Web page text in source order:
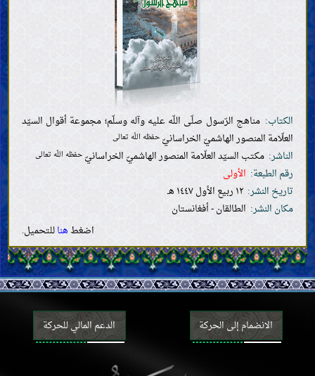
المشاغل والمكاسب المحرّمة
النكاح والحجاب والعلاقات الجنسيّة
الرضاعة والحضانة وتربية الأطفال
الطلاق واللعان والإيلاء والعدّة
الأموات
القضايا المستحدثة
الكتاب: مناهج الرّسول صلّى اللّه عليه وآله وسلّم؛ مجموعة أقوال السيّد
العلّامة المنصور الهاشميّ الخراسانيّ حفظه اللّه تعالى
الناشر: مكتب السيّد العلّامة المنصور الهاشميّ الخراسانيّ حفظه اللّه تعالى
رقم الطبعة: الأولى
تاريخ النشر: ١٢ ربيع الأول ١٤٤٧ هـ
مكان النشر: الطالقان - أفغانستان
اضغطهناللتحميل.
الانضمام إلى الحركة الدعم المالي للحركة